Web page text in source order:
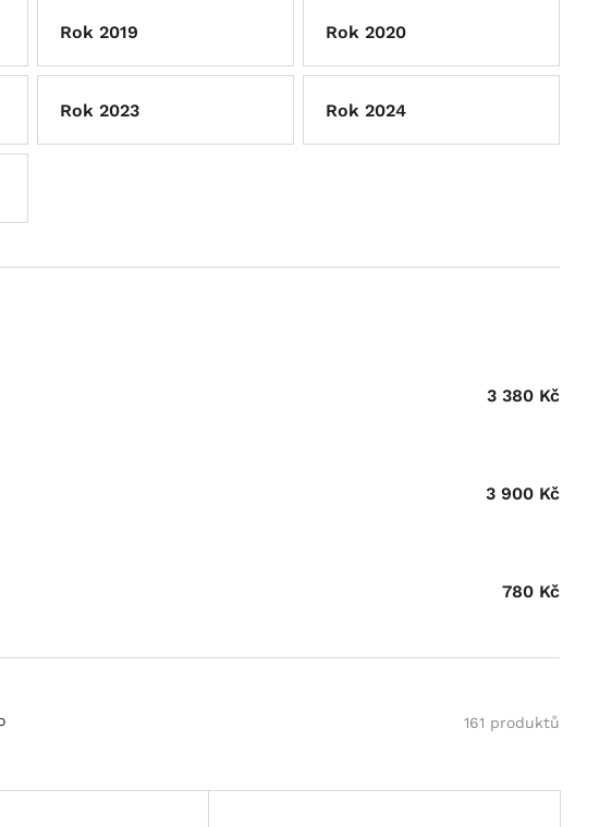
Rok 2019 Rok 2020
Rok 2023 Rok 2024
3 380 Kč
3 900 Kč
780 Kč
161 produktů